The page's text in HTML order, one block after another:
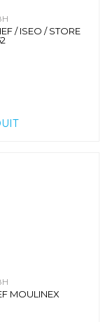
/ ISEO / STORE
MOULINEX